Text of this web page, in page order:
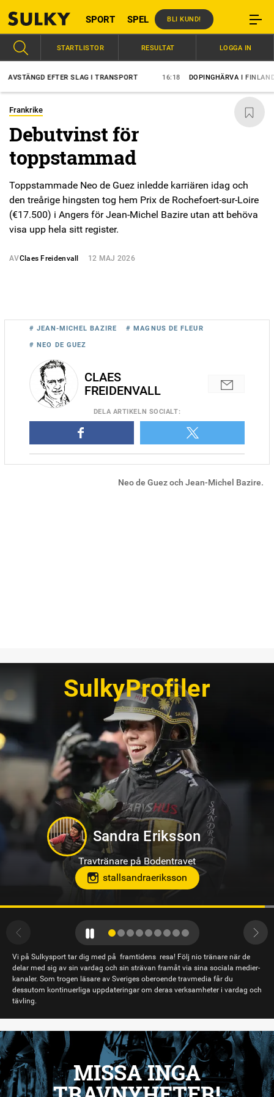
SPORT SPEL BLI KUND!
EFTER SLAG I TRANSPORT DOPINGHÄRVA I FINLAND?
STARTLISTOR RESULTAT LOGGA IN
Frankrike
Debutvinst för
toppstammad
Toppstammade Neo de Guez inledde karriären idag och
den treårige hingsten tog hem Prix de Rochefoert-sur-Loire
(€17.500) i Angers för Jean-Michel Bazire utan att behöva
visa upp hela sitt register.
AVClaes Freidenvall 12 MAJ 2026
Neo de Guez och Jean-Michel Bazire.
# JEAN-MICHEL BAZIRE # MAGNUS DE FLEUR
# NEO DE GUEZ
CLAES
FREIDENVALL
DELA ARTIKELN SOCIALT:
SulkyProfiler
Jennifer Persson
Travtränare på Solvalla
teamjpab
Vi på Sulkysport tar dig med på framtidens resa! Följ nio tränare när de
delar med sig av sin vardag och sin strävan framåt via sina sociala medier-
kanaler. Som trogen läsare av Sveriges oberoende travmedia får du
dessutom kontinuerliga uppdateringar om deras verksamheter i vardag och
tävling.
MISSA INGA